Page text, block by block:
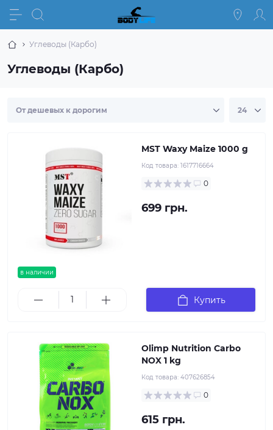
Углеводы (Карбо)
Углеводы (Карбо)
в наличии
MST Waxy Maize 1000 g
Код товара: 1617716664
0
699 грн.
Купить
Olimp Nutrition Carbo
NOX 1 kg
Код товара: 407626854
0
615 грн.